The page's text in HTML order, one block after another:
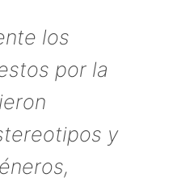
los
por la
y